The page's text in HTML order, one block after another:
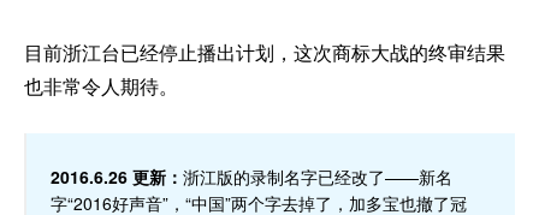
目前浙江台已经停止播出计划，这次商标大战的终审结果
也非常令人期待。
2016.6.26 更新： 浙江版的录制名字已经改了——新名
字“2016好声音”，“中国”两个字去掉了，加多宝也撤了冠